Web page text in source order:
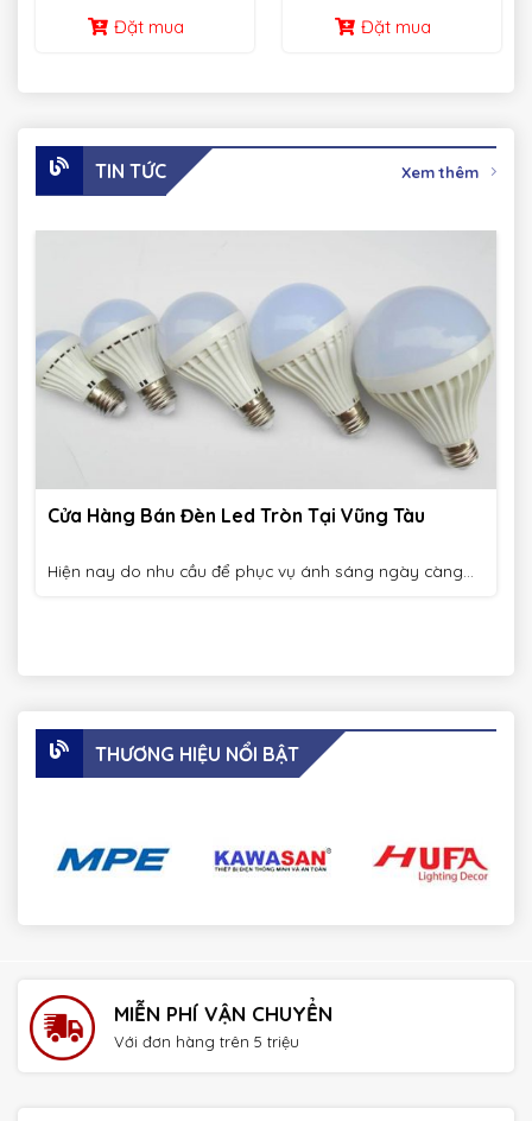
Đặt mua
Đặt mua
TIN TỨC Xem thêm
Cửa Hàng Bán Đèn Led Tròn Tại Vũng Tàu
Hiện nay do nhu cầu để phục vụ ánh sáng ngày càng...
THƯƠNG HIỆU NỔI BẬT
MIỄN PHÍ VẬN CHUYỂN
Với đơn hàng trên 5 triệu